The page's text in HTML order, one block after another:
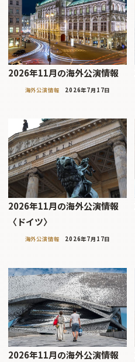
2026年11月の海外公演情報
海外公演情報 2026年7月17日
2026年11月の海外公演情報
〈ドイツ〉
海外公演情報 2026年7月17日
2026年11月の海外公演情報